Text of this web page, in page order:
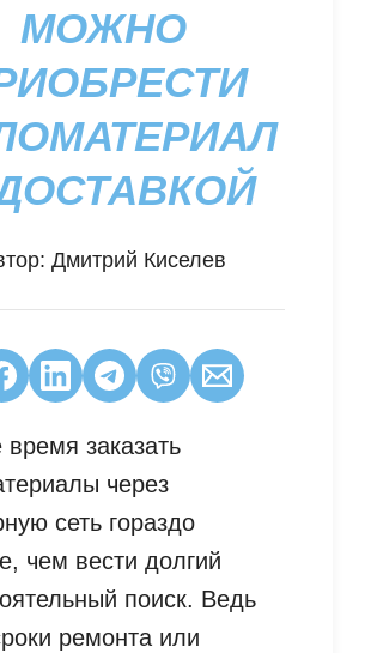
МОЖНО
Дмитрий Киселев
заказать
через
сеть гораздо
чем вести долгий
поиск. Ведь
ремонта или